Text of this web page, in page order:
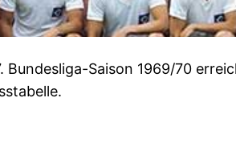
Bundesliga-Saison 1969/70